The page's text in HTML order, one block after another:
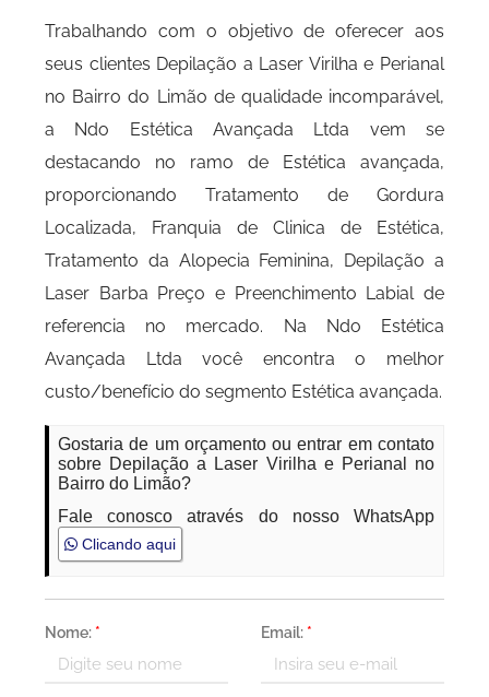
Trabalhando com o objetivo de oferecer aos
seus clientes Depilação a Laser Virilha e Perianal
no Bairro do Limão de qualidade incomparável,
a Ndo Estética Avançada Ltda vem se
destacando no ramo de Estética avançada,
proporcionando Tratamento de Gordura
Localizada, Franquia de Clinica de Estética,
Tratamento da Alopecia Feminina, Depilação a
Laser Barba Preço e Preenchimento Labial de
referencia no mercado. Na Ndo Estética
Avançada Ltda você encontra o melhor
custo/benefício do segmento Estética avançada.
Gostaria de um orçamento ou entrar em contato
sobre Depilação a Laser Virilha e Perianal no
Bairro do Limão?
Fale conosco através do nosso WhatsApp
Clicando aqui
Nome: * Email: *